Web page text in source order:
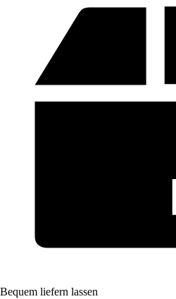
Bequem liefern lassen